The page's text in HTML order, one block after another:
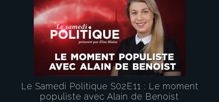
Le Samedi Politique S02E11 : Le moment
populiste avec Alain de Benoist